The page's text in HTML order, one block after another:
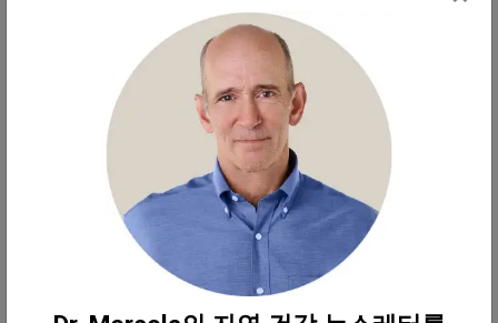
세로토닌은 행복 호르몬이 아닙니다. 여러
연구, 심지어 최근 법원 소송에서도 세로
토닌이 공감, 사랑, 지혜를 파괴한다는 데
동의했습니다. 이는 법원 연구에서 나온
구체적인 인용문입니다. 또 다른 동물 연
구는 바다로 버려지는 하수 때문에 매우
낮은 수준의 SSRI에 노출된 게들을 발견했
습니다. 게들은 극도로 폭력적이고 살인적
이며 동족을 잡아먹는 성향으로 변한다는